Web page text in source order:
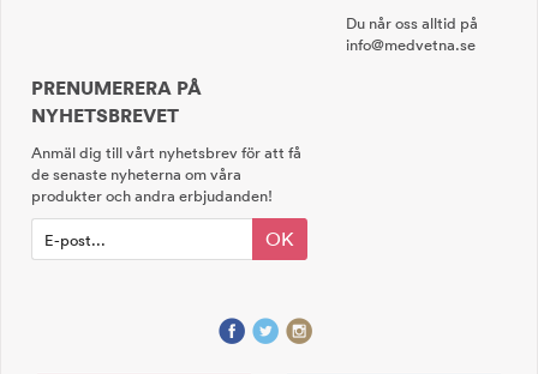
Du når oss alltid på
info@medvetna.se
PRENUMERERA PÅ
NYHETSBREVET
Anmäl dig till vårt nyhetsbrev för att få
de senaste nyheterna om våra
produkter och andra erbjudanden!
OK